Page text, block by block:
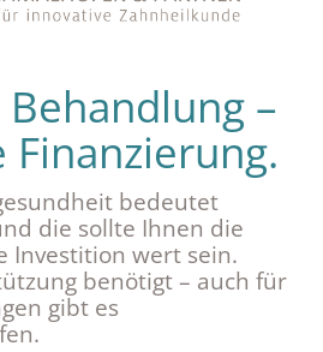
–
Finanzierung.
bedeutet
die sollte Ihnen die
Investition wert sein.
benötigt – auch für
gibt es